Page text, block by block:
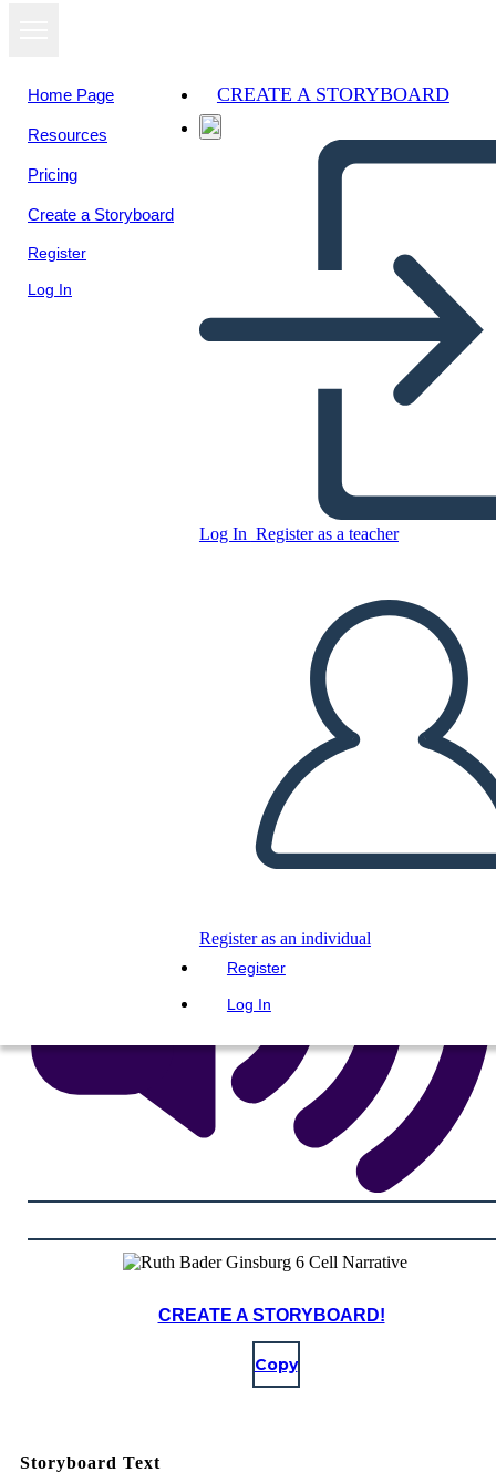
Home Page
Resources
Pricing
Create a Storyboard
Register
Log In
CREATE A STORYBOARD
Log In Register as a teacher
Register as an individual
Register
Log In
Ruth Bader Ginsburg 6 Cell
Narrative
Copy this Storyboard
CREATE A STORYBOARD
PLAY SLIDESHOW
READ TO ME
CREATE A STORYBOARD!
Copy
Storyboard Text